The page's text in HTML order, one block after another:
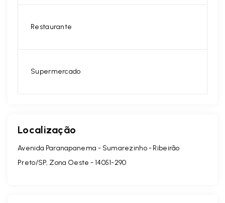
Restaurante
Supermercado
Localização
Avenida Paranapanema - Sumarezinho - Ribeirão
Preto/SP, Zona Oeste - 14051-290